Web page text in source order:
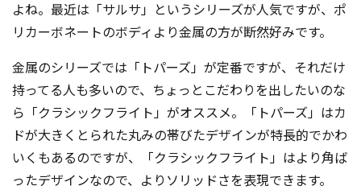
よね。最近は「サルサ」というシリーズが人気ですが、ポ
リカーボネートのボディより金属の方が断然好みです。
金属のシリーズでは「トパーズ」が定番ですが、それだけ
持ってる人も多いので、ちょっとこだわりを出したいのな
ら「クラシックフライト」がオススメ。「トパーズ」はカ
ドが大きくとられた丸みの帯びたデザインが特長的でかわ
いくもあるのですが、「クラシックフライト」はより角ば
ったデザインなので、よりソリッドさを表現できます。